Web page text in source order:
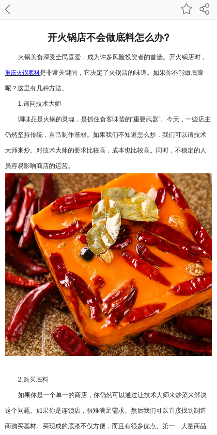
开火锅店不会做底料怎么办?
火锅美食深受全民喜爱，成为许多风险投资者的首选。开火锅店时，
重庆火锅底料是非常关键的，它决定了火锅店的味道。如果你不能做底漆
呢？这里有几种方法。
1.请问技术大师
调味品是火锅的灵魂，是抓住食客味蕾的“重要武器”。今天，一些店主
仍然坚持传统，自己制作基材。如果我们不知道怎么炒，我们可以请技术
大师来炒。对技术大师的要求比较高，成本也比较高。同时，不稳定的人
员容易影响商店的运营。
2.购买底料
如果你是一个单一的商店，你仍然可以通过让技术大师来炒菜来解决
这个问题。如果你是连锁店，很难满足需求。然后我们可以直接找到制造
商购买基材。买现成的底漆不仅方便，而且有很多优点。第一，大量商品